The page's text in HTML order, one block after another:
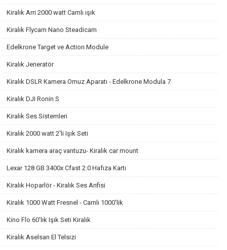
Kiralık Arri 2000 watt Camlı ışık
Kiralık Flycam Nano Steadicam
Edelkrone Target ve Action Module
Kiralık Jeneratör
Kiralık DSLR Kamera Omuz Aparatı - Edelkrone Modula 7
Kiralık DJI Ronin S
Kiralık Ses Sistemleri
Kiralık 2000 watt 2'li Işık Seti
Kiralık kamera araç vantuzu- Kiralık car mount
Lexar 128 GB 3400x Cfast 2.0 Hafıza Kartı
Kiralık Hoparlör - Kiralık Ses Anfisi
Kiralık 1000 Watt Fresnel - Camlı 1000'lik
Kino Flo 60'lık Işık Seti Kiralık
Kiralık Aselsan El Telsizi